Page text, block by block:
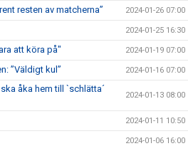
resten av matcherna” 2024-01-26 07:00
2024-01-25 16:30
att köra på" 2024-01-19 07:00
”Väldigt kul” 2024-01-16 07:00
åka hem till `schlätta´
2024-01-13 08:00
2024-01-11 10:50
2024-01-06 16:00